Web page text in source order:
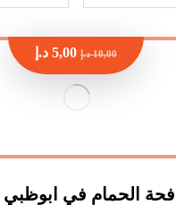
في ابوظبي
10,00 د.إ 5,00 د.إ